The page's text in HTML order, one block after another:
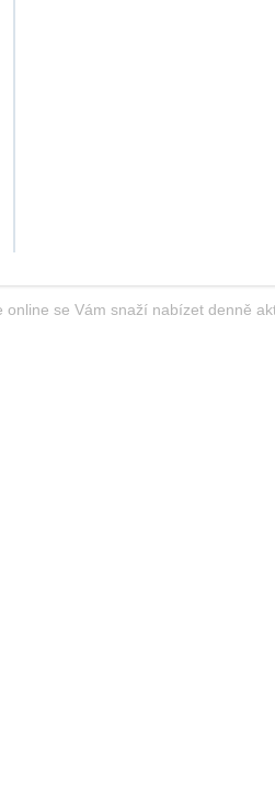
online se Vám snaží nabízet denně